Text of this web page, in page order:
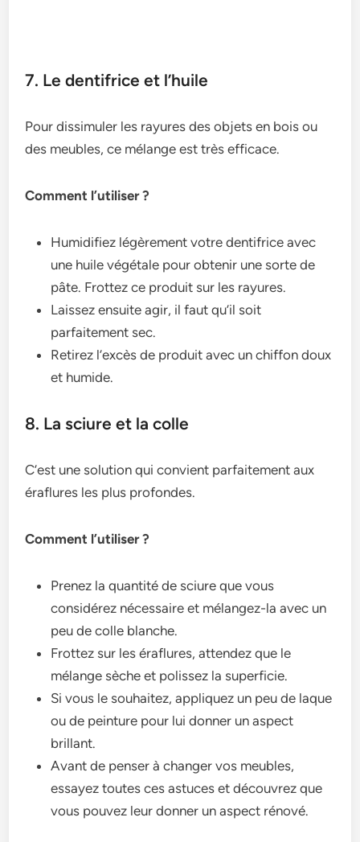
7. Le dentifrice et l’huile
Pour dissimuler les rayures des objets en bois ou
des meubles, ce mélange est très efficace.
Comment l’utiliser ?
Humidifiez légèrement votre dentifrice avec
une huile végétale pour obtenir une sorte de
pâte. Frottez ce produit sur les rayures.
Laissez ensuite agir, il faut qu’il soit
parfaitement sec.
Retirez l’excès de produit avec un chiffon doux
et humide.
8. La sciure et la colle
C’est une solution qui convient parfaitement aux
éraflures les plus profondes.
Comment l’utiliser ?
Prenez la quantité de sciure que vous
considérez nécessaire et mélangez-la avec un
peu de colle blanche.
Frottez sur les éraflures, attendez que le
mélange sèche et polissez la superficie.
Si vous le souhaitez, appliquez un peu de laque
ou de peinture pour lui donner un aspect
brillant.
Avant de penser à changer vos meubles,
essayez toutes ces astuces et découvrez que
vous pouvez leur donner un aspect rénové.